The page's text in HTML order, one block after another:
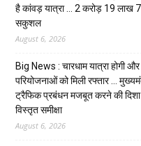
है कांवड़ यात्रा … 2 करोड़ 19
सकुशल
August 6, 2026
Big News : चारधाम यात्रा होगी
परियोजनाओं को मिली रफ्तार …
ट्रैफिक प्रबंधन मजबूत करने की
विस्तृत समीक्षा
August 6, 2026